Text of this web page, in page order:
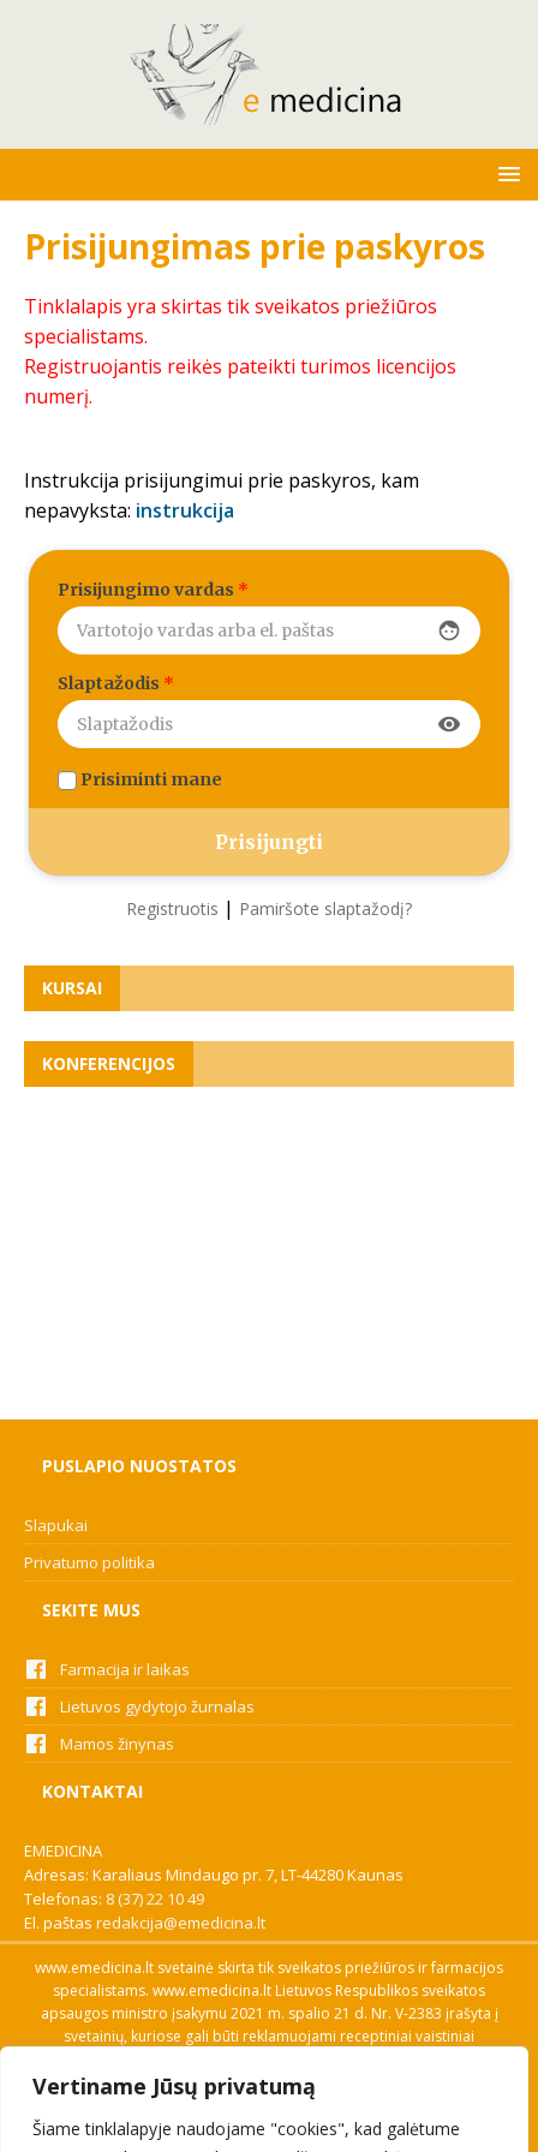
Vertiname Jūsų privatumą
Šiame tinklalapyje naudojame "cookies", kad galėtume
Prisijungimas prie paskyros
Tinklalapis yra skirtas tik sveikatos priežiūros
specialistams.
Registruojantis reikės pateikti turimos licencijos
numerį.
Instrukcija prisijungimui prie paskyros, kam
nepavyksta: instrukcija
Prisijungimo vardas *
face
Slaptažodis *
visibility
Prisiminti mane
Registruotis | Pamiršote slaptažodį?
KURSAI
KONFERENCIJOS
PUSLAPIO NUOSTATOS
Slapukai
Privatumo politika
SEKITE MUS
Farmacija ir laikas
Lietuvos gydytojo žurnalas
Mamos žinynas
KONTAKTAI
EMEDICINA
Adresas: Karaliaus Mindaugo pr. 7, LT-44280 Kaunas
Telefonas: 8 (37) 22 10 49
El. paštas redakcija@emedicina.lt
www.emedicina.lt svetainė skirta tik sveikatos priežiūros ir farmacijos
specialistams. www.emedicina.lt Lietuvos Respublikos sveikatos
apsaugos ministro įsakymu 2021 m. spalio 21 d. Nr. V-2383 įrašyta į
svetainių, kuriose gali būti reklamuojami receptiniai vaistiniai
savo profesinę kvalifikaciją. Naudingos nuorodos: Vaistų ir medicinos
pagalbos priemonių kainų paieška, VVKT tinklalapis, Sveikatos
priežiūros ar farmacijos specialisto pranešimo apie įtariamą